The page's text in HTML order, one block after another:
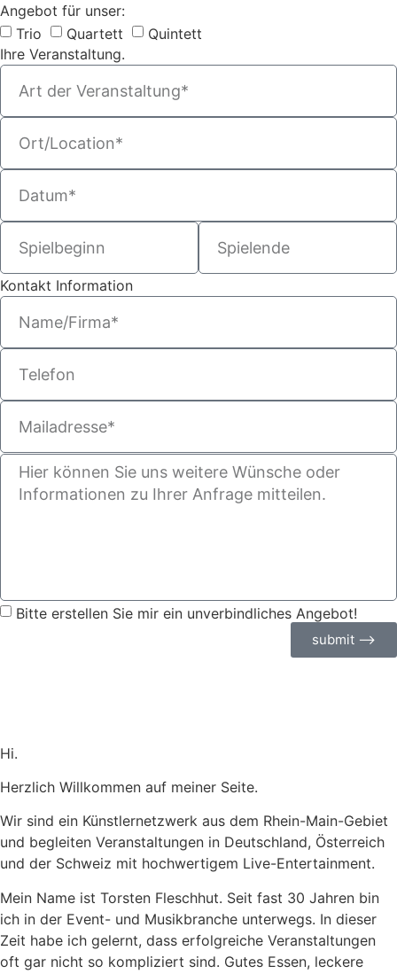
Angebot für unser:
Trio
Quartett
Quintett
Ihre Veranstaltung.
Kontakt Information
Bitte erstellen Sie mir ein unverbindliches Angebot!
submit ⟶
Hi.
Herzlich Willkommen auf meiner Seite.
Wir sind ein Künstlernetzwerk aus dem Rhein-Main-Gebiet
und begleiten Veranstaltungen in Deutschland, Österreich
und der Schweiz mit hochwertigem Live-Entertainment.
Mein Name ist Torsten Fleschhut. Seit fast 30 Jahren bin
ich in der Event- und Musikbranche unterwegs. In dieser
Zeit habe ich gelernt, dass erfolgreiche Veranstaltungen
oft gar nicht so kompliziert sind. Gutes Essen, leckere